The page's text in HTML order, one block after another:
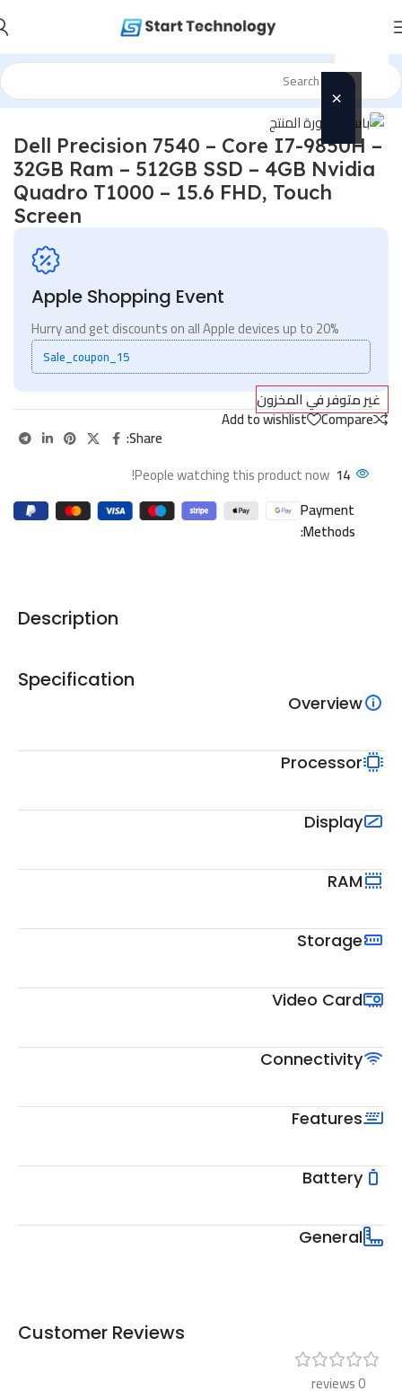
×
🎁
عرض
خاص
لفترة
محدودة!
مجانًا 👇
لابتوب
هدية
🖱️ ماوس
🔌 شاحن
⌨️ تعريب
كيبورد
الرئيسية Uncategorized
Click to enlarge
Dell Precision 7540 – Core I7-9850H –
32GB Ram – 512GB SSD – 4GB Nvidia
Quadro T1000 – 15.6 FHD, Touch
Screen
Apple Shopping Event
Hurry and get discounts on all Apple devices up to 20%
Sale_coupon_15
غير متوفر في المخزون
Compare
Add to wishlist
Share:
14
People watching this product now!
Payment
Methods:
Description
Specification
Overview
Processor
Display
RAM
Storage
Video Card
Connectivity
Features
Battery
General
Customer Reviews
0 reviews